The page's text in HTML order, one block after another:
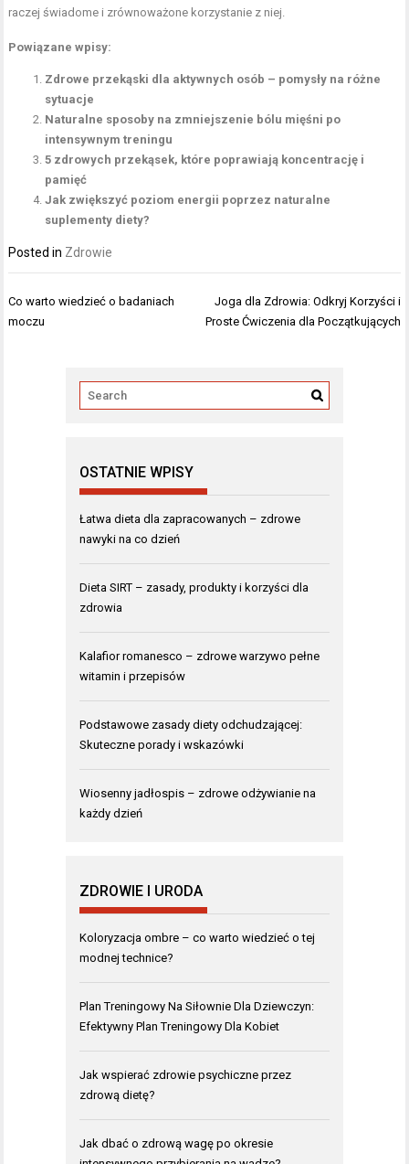
raczej świadome i zrównoważone korzystanie z niej.
Powiązane wpisy:
Zdrowe przekąski dla aktywnych osób – pomysły na różne
sytuacje
Naturalne sposoby na zmniejszenie bólu mięśni po
intensywnym treningu
5 zdrowych przekąsek, które poprawiają koncentrację i
pamięć
Jak zwiększyć poziom energii poprzez naturalne
suplementy diety?
Posted in Zdrowie
Nawigacja
wpisu
Co warto wiedzieć o badaniach
moczu
Joga dla Zdrowia: Odkryj Korzyści i
Proste Ćwiczenia dla Początkujących
OSTATNIE WPISY
Łatwa dieta dla zapracowanych – zdrowe
nawyki na co dzień
Dieta SIRT – zasady, produkty i korzyści dla
zdrowia
Kalafior romanesco – zdrowe warzywo pełne
witamin i przepisów
Podstawowe zasady diety odchudzającej:
Skuteczne porady i wskazówki
Wiosenny jadłospis – zdrowe odżywianie na
każdy dzień
ZDROWIE I URODA
Koloryzacja ombre – co warto wiedzieć o tej
modnej technice?
Plan Treningowy Na Siłownie Dla Dziewczyn:
Efektywny Plan Treningowy Dla Kobiet
Jak wspierać zdrowie psychiczne przez
zdrową dietę?
Jak dbać o zdrową wagę po okresie